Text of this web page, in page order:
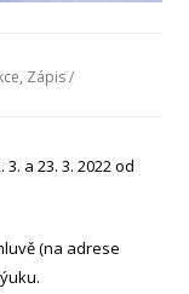
, Zápis /
a 23. 3. 2022 od
(na adrese